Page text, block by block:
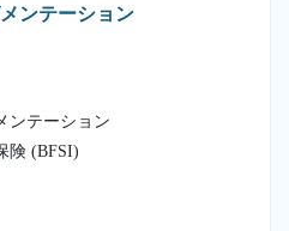
ンテーション
ンテーション
険 (BFSI)